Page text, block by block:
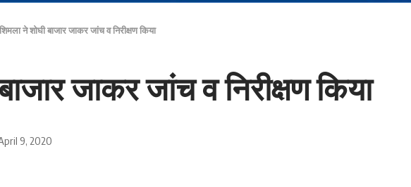
ने शोघी बाजार जाकर जांच व निरीक्षण किया
जाकर जांच व निरीक्षण किया
9, 2020